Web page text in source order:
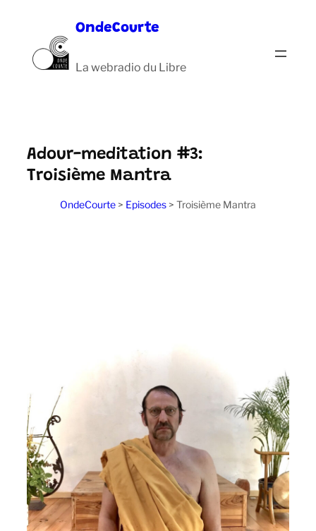
contenu
OndeCourte
La webradio du Libre
Adour-meditation #3:
Troisième Mantra
OndeCourte > Episodes > Troisième Mantra